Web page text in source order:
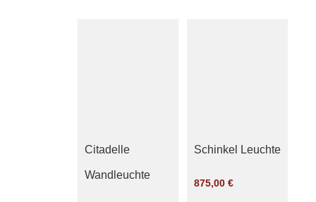
Citadelle
Wandleuchte
Schinkel Leuchte
875,00 €